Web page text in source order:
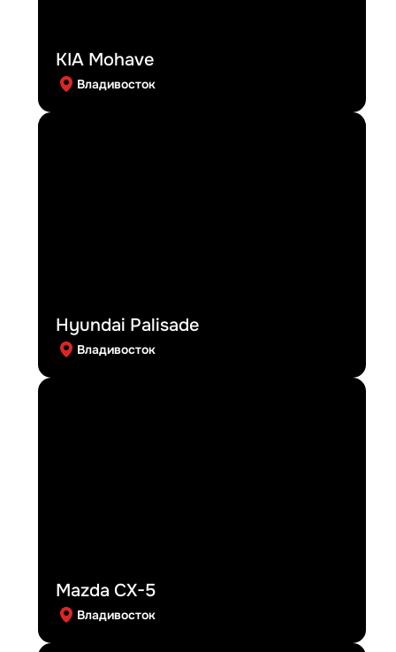
KIA Mohave
Владивосток
Hyundai Palisade
Владивосток
Mazda CX-5
Владивосток